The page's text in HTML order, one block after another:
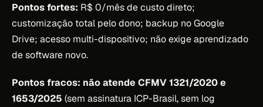
Pontos fortes: R$ 0/mês de custo direto;
customização total pelo dono; backup no Google
Drive; acesso multi-dispositivo; não exige aprendizado
de software novo.
Pontos fracos: não atende CFMV 1321/2020 e
1653/2025 (sem assinatura ICP-Brasil, sem log